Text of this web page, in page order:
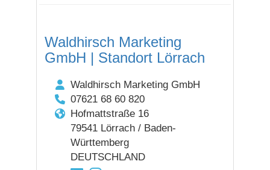
Waldhirsch Marketing
GmbH | Standort Lörrach
Waldhirsch Marketing GmbH
07621 68 60 820
Hofmattstraße 16
79541 Lörrach / Baden-
Württemberg
DEUTSCHLAND